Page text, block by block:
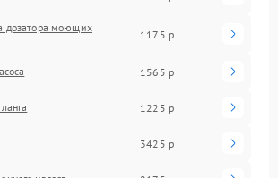
дозатора моющих
1175 р
1565 р
1225 р
3425 р